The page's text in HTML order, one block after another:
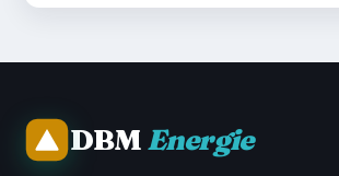
DBMEnergie